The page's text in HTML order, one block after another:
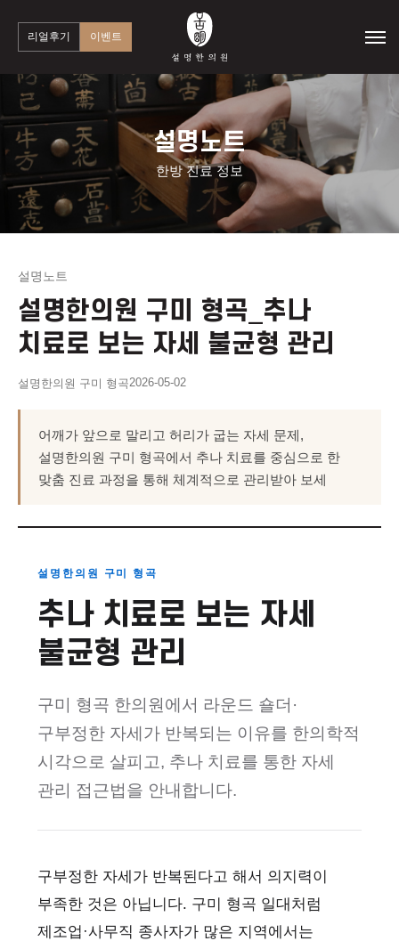
리얼후기 이벤트
설명노트
한방 진료 정보
설명노트
설명한의원 구미 형곡_추나
치료로 보는 자세 불균형 관리
설명한의원 구미 형곡2026-05-02
어깨가 앞으로 말리고 허리가 굽는 자세 문제,
설명한의원 구미 형곡에서 추나 치료를 중심으로 한
맞춤 진료 과정을 통해 체계적으로 관리받아 보세
설명한의원 구미 형곡
추나 치료로 보는 자세
불균형 관리
구미 형곡 한의원에서 라운드 숄더·
구부정한 자세가 반복되는 이유를 한의학적
시각으로 살피고, 추나 치료를 통한 자세
관리 접근법을 안내합니다.
구부정한 자세가 반복된다고 해서 의지력이
부족한 것은 아닙니다. 구미 형곡 일대처럼
제조업·사무직 종사자가 많은 지역에서는